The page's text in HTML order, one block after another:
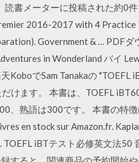
読書メーターに投稿された約0
2016-2017 with 4
Government & … PDF
in Wonderland バイ
KoboでSam Tanakaの
けます。 本書は、TOEFL
、熟語は300です。 本書の特
en stock sur Amazon.fr.
TOEFL iBTテスト必修英文法